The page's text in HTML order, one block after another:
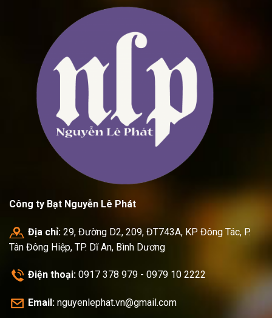
Công ty Bạt Nguyễn Lê Phát
Địa chỉ: 29, Đường D2, 209, ĐT743A, KP Đông Tác, P.
Tân Đông Hiệp, TP. Dĩ An, Bình Dương
Điện thoại: 0917 378 979 - 0979 10 2222
Email: nguyenlephat.vn@gmail.com